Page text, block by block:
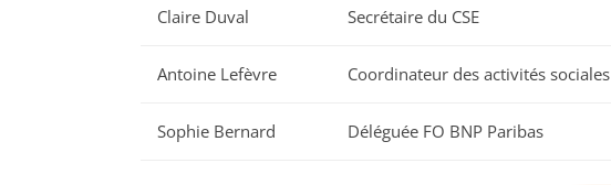
Claire Duval Secrétaire du CSE
Antoine Lefèvre Coordinateur des activités sociales
Sophie Bernard Déléguée FO BNP Paribas